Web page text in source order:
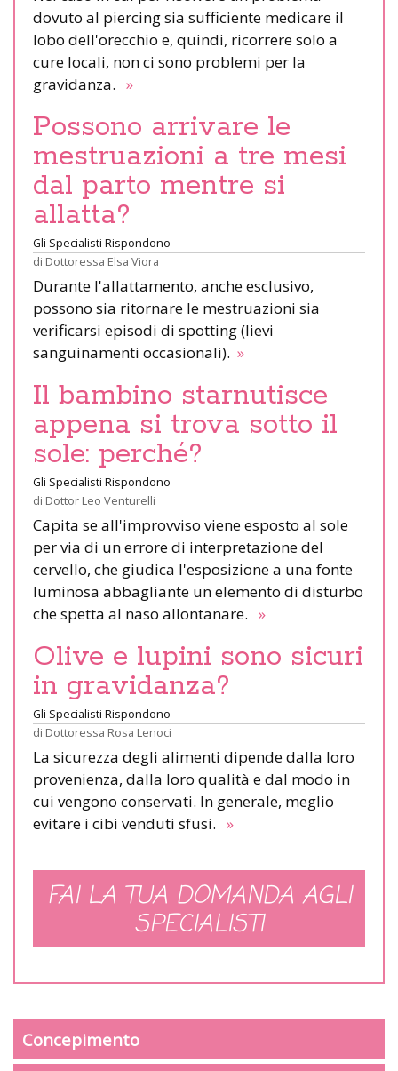
dovuto al piercing sia sufficiente medicare il
lobo dell'orecchio e, quindi, ricorrere solo a
cure locali, non ci sono problemi per la
gravidanza. »
Possono arrivare le
mestruazioni a tre mesi
dal parto mentre si
allatta?
Gli Specialisti Rispondono
di Dottoressa Elsa Viora
Durante l'allattamento, anche esclusivo,
possono sia ritornare le mestruazioni sia
verificarsi episodi di spotting (lievi
sanguinamenti occasionali). »
Il bambino starnutisce
appena si trova sotto il
sole: perché?
Gli Specialisti Rispondono
di Dottor Leo Venturelli
Capita se all'improvviso viene esposto al sole
per via di un errore di interpretazione del
cervello, che giudica l'esposizione a una fonte
luminosa abbagliante un elemento di disturbo
che spetta al naso allontanare. »
Olive e lupini sono sicuri
in gravidanza?
Gli Specialisti Rispondono
di Dottoressa Rosa Lenoci
La sicurezza degli alimenti dipende dalla loro
provenienza, dalla loro qualità e dal modo in
cui vengono conservati. In generale, meglio
evitare i cibi venduti sfusi. »
FAI LA TUA DOMANDA AGLI
SPECIALISTI
Concepimento